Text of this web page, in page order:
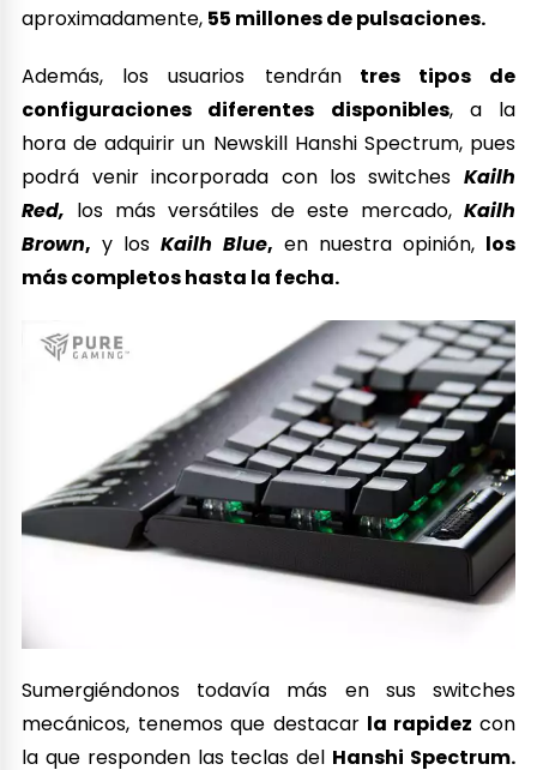
aproximadamente, 55 millones de pulsaciones.
Además, los usuarios tendrántres tipos de
configuraciones diferentes disponibles, a la
hora de adquirir un Newskill Hanshi Spectrum, pues
podrá venir incorporada con los switches Kailh
Red, los más versátiles de este mercado, Kailh
Brown, y losKailh Blue, en nuestra opinión, los
más completos hasta la fecha.
Sumergiéndonos todavía más en sus switches
mecánicos, tenemos que destacar la rapidez con
la que responden las teclas del Hanshi Spectrum.